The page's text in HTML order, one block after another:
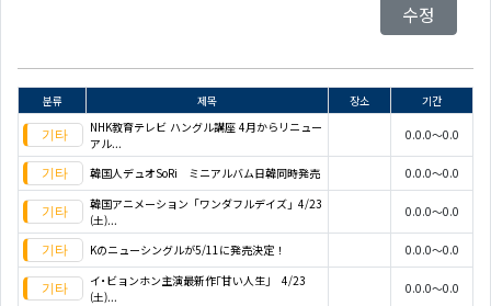
수정
분류 제목 장소
기간
NHK教育テレビ ハングル講座 4月からリニュー
アル...
0.0.0～0.0
韓国人デュオSoRi ミニアルバム日韓同時発売
0.0.0～0.0
韓国アニメーション「ワンダフルデイズ」4/23
(土)...
0.0.0～0.0
Kのニューシングルが5/11に発売決定！
0.0.0～0.0
イ･ビョンホン主演最新作｢甘い人生｣ 4/23
(土)...
0.0.0～0.0